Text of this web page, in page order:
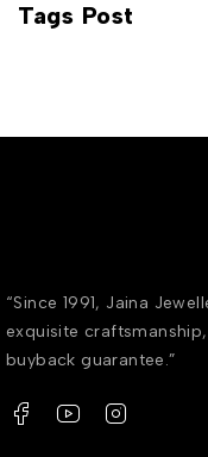
Tags Post
“Since 1991, Jaina
exquisite
buyback guarantee.”